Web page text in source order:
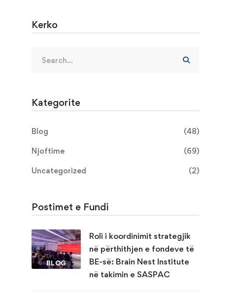
Kerko
Kategorite
Blog (48)
Njoftime (69)
Uncategorized (2)
Postimet e Fundi
BLOG
Roli i koordinimit strategjik
në përthithjen e fondeve të
BE-së: Brain Nest Institute
në takimin e SASPAC